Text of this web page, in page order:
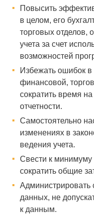
Повысить
в целом, его
торговых отделов,
учета за счет
возможностей
Избежать ошибок в
финансовой,
сократить время
отчетности.
Самостоятельно
изменениях в
ведения учета.
Свести к
сократить общие
Администрировать
данных, не
к данным.